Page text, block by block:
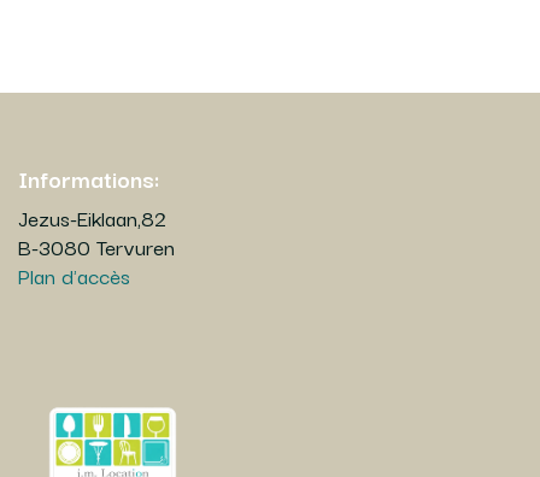
Informations:
Jezus-Eiklaan,82
B-3080 Tervuren
Plan d'accès